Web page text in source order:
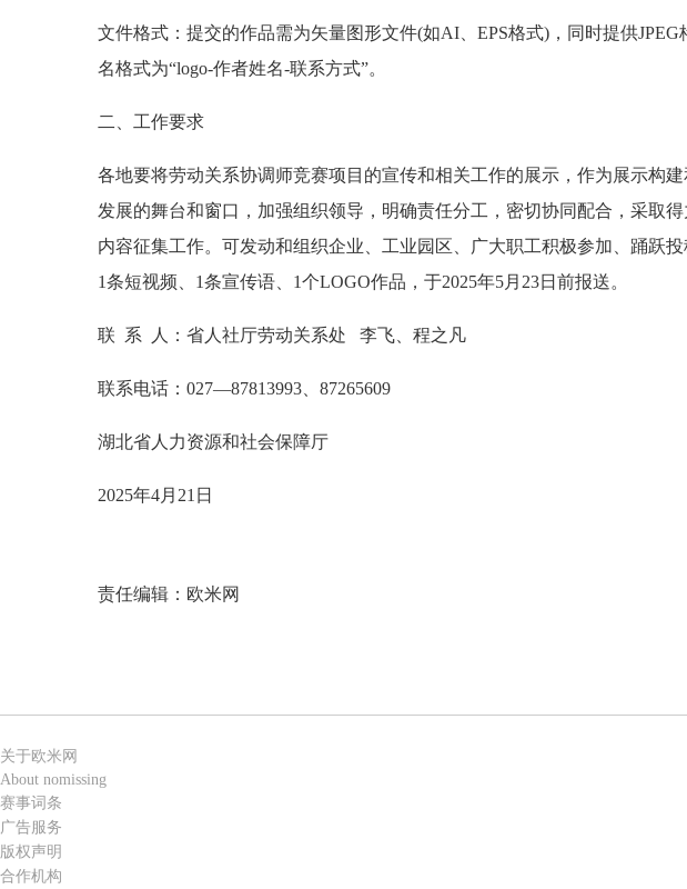
文件格式：提交的作品需为矢量图形文件(如AI、EPS格式)，同时提供
名格式为“logo-作者姓名-联系方式”。
二、工作要求
各地要将劳动关系协调师竞赛项目的宣传和相关工作的展示，作为展示构
发展的舞台和窗口，加强组织领导，明确责任分工，密切协同配合，采取
内容征集工作。可发动和组织企业、工业园区、广大职工积极参加、踊跃
1条短视频、1条宣传语、1个LOGO作品，于2025年5月23日前报送。
联 系 人：省人社厅劳动关系处 李飞、程之凡
联系电话：027—87813993、87265609
湖北省人力资源和社会保障厅
2025年4月21日
责任编辑：欧米网
关于欧米网
About nomissing
赛事词条
广告服务
版权声明
合作机构